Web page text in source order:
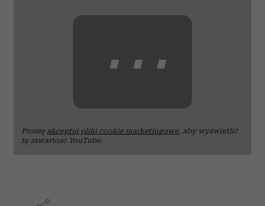
⋯
Proszę akceptuj pliki cookie marketingowe, aby wyświetlić
tę zawartość YouTube.